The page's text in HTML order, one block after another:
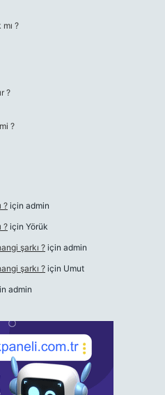
?
?
?
? için admin
? için Yörük
şarkı ? için admin
şarkı ? için Umut
admin